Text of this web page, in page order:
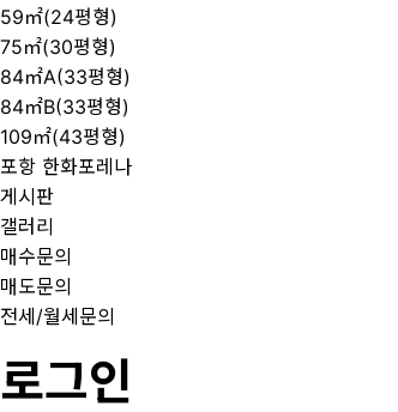
59㎡(24평형)
75㎡(30평형)
84㎡A(33평형)
84㎡B(33평형)
109㎡(43평형)
포항 한화포레나
게시판
갤러리
매수문의
매도문의
전세/월세문의
로그인